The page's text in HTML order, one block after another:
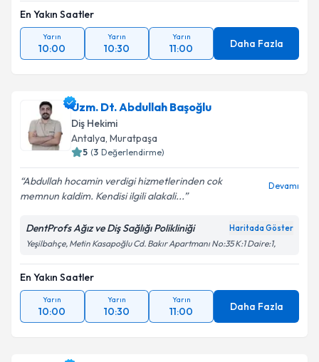
En Yakın Saatler
Yarın
10:00
Yarın
10:30
Yarın
11:00 Daha Fazla
Uzm. Dt. Abdullah Başoğlu
Diş Hekimi
Antalya, Muratpaşa
5 (3 Değerlendirme)
Abdullah hocamin verdigi hizmetlerinden cok
memnun kaldim. Kendisi ilgili alakali...
Devamı
DentProfs Ağız ve Diş Sağlığı Polikliniği Haritada Göster
Yeşilbahçe, Metin Kasapoğlu Cd. Bakır Apartmanı No:35 K:1 Daire:1,
En Yakın Saatler
Yarın
10:00
Yarın
10:30
Yarın
11:00 Daha Fazla